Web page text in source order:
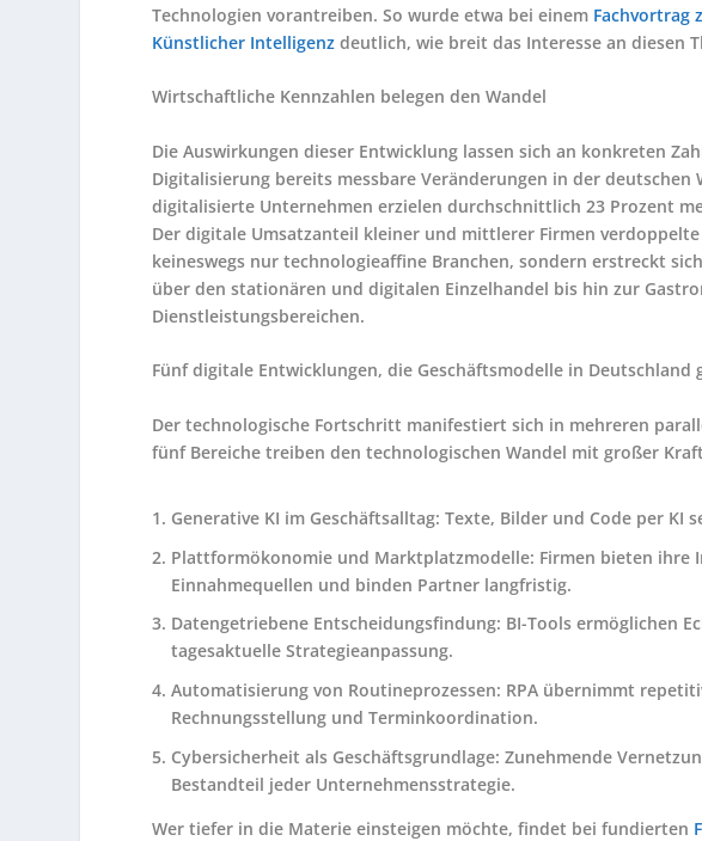
Technologien vorantreiben. So wurde etwa bei einem Fachvortrag
Künstlicher Intelligenz deutlich, wie breit das Interesse an diesen
Wirtschaftliche Kennzahlen belegen den Wandel
Die Auswirkungen dieser Entwicklung lassen sich an konkreten
Digitalisierung bereits messbare Veränderungen in der
digitalisierte Unternehmen erzielen durchschnittlich 23 Prozent
Der digitale Umsatzanteil kleiner und mittlerer Firmen
keineswegs nur technologieaffine Branchen, sondern erstreckt
über den stationären und digitalen Einzelhandel bis hin zur
Dienstleistungsbereichen.
Fünf digitale Entwicklungen, die Geschäftsmodelle in
Der technologische Fortschritt manifestiert sich in mehreren
fünf Bereiche treiben den technologischen Wandel mit großer
Generative KI im Geschäftsalltag: Texte, Bilder und Code per KI
Plattformökonomie und Marktplatzmodelle: Firmen bieten ihre
Einnahmequellen und binden Partner langfristig.
Datengetriebene Entscheidungsfindung: BI-Tools ermöglichen
tagesaktuelle Strategieanpassung.
Automatisierung von Routineprozessen: RPA übernimmt
Rechnungsstellung und Terminkoordination.
Cybersicherheit als Geschäftsgrundlage: Zunehmende
Bestandteil jeder Unternehmensstrategie.
Wer tiefer in die Materie einsteigen möchte, findet bei fundierten